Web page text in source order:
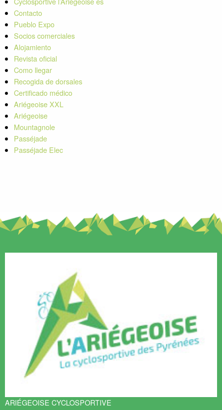
Contacto
Pueblo Expo
Socios comerciales
Alojamiento
Revista oficial
Como llegar
Recogida de dorsales
Certificado médico
Ariégeoise XXL
Ariégeoise
Mountagnole
Passéjade
Passéjade Elec
ARIÉGEOISE CYCLOSPORTIVE